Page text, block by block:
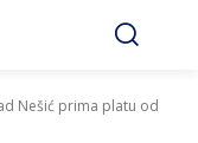
Nešić prima platu od